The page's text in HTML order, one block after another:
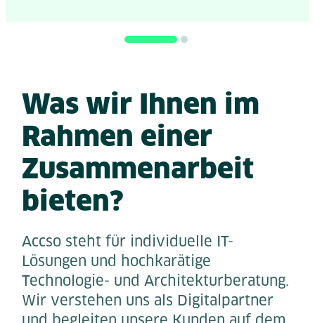
Was wir Ihnen im
Rahmen einer
Zusammenarbeit
bieten?
Accso steht für individuelle IT-
Lösungen und hochkarätige
Technologie- und Architekturberatung.
Wir verstehen uns als Digitalpartner